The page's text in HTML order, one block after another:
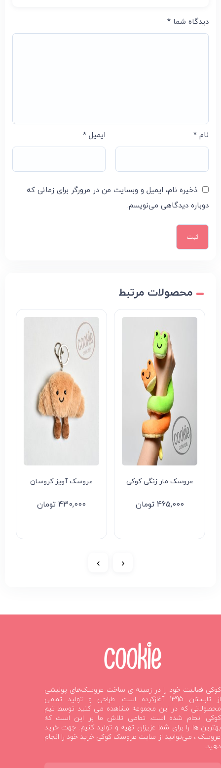
دیدگاه شما *
نام * ایمیل *
ذخیره نام، ایمیل و وبسایت من در مرورگر برای زمانی که
دوباره دیدگاهی می‌نویسم.
محصولات مرتبط
عروسک آویز کروسان
430,000 تومان
عروسک آویز کربی
350,000 تومان
‹
›
کوکی فعالیت خود را در زمینه ی ساخت عروسک‌های پولیشی
از تابستان 1395 آغازکرده است. طراحی و تولید تمامی
محصولاتی که در این مجموعه مشاهده می کنید توسط تیم
کوکی انجام شده است. تمامی تلاش ما بر این است که
بهترین ها را برای شما عزیزان تهیه و تولید کنیم. جهت خرید
عروسک ، می‌توانید از سایت عروسک کوکی خرید خود را انجام
دهید.